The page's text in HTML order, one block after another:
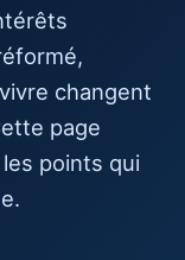
changent
page
points qui